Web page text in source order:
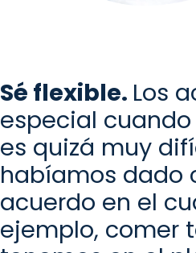
Sé flexible. Los
especial
es quizá muy
habíamos dado
acuerdo en el
ejemplo, comer